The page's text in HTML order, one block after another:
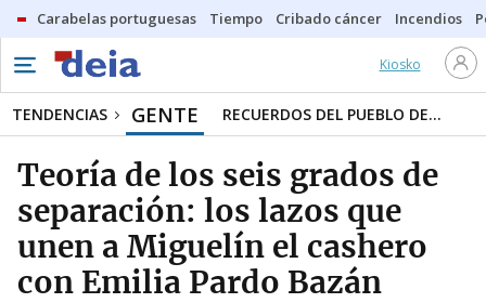
Carabelas portuguesas Tiempo Cribado cáncer Incendios
Kiosko
TENDENCIAS GENTE RECUERDOS DEL PUEBLO DE...
Teoría de los seis grados de
separación: los lazos que
unen a Miguelín el cashero
con Emilia Pardo Bazán